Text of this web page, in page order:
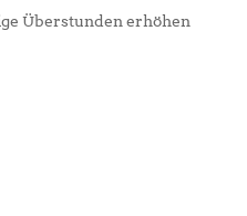
Überstunden erhöhen